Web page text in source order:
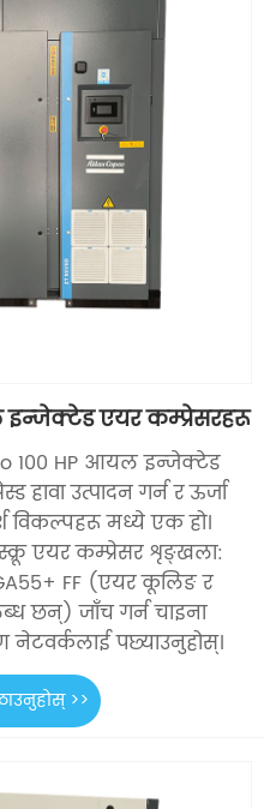
इन्जेक्टेड एयर कम्प्रेसरहरू
100 HP आयल इन्जेक्टेड
हावा उत्पादन गर्न र ऊर्जा
विकल्पहरू मध्ये एक हो।
एयर कम्प्रेसर शृङ्खला:
FF (एयर कूलिङ र
छन्) जाँच गर्न चाइना
नेटवर्कलाई पछ्याउनुहोस्।
>>